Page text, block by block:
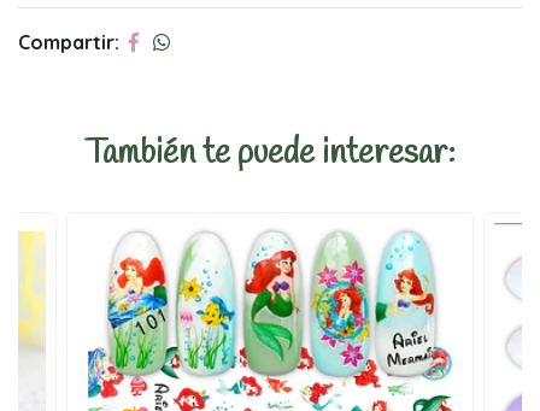
Compartir:
También te puede interesar: